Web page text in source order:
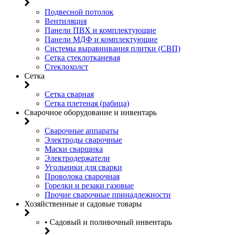
Подвесной потолок
Вентиляция
Панели ПВХ и комплектующие
Панели МДФ и комплектующие
Системы выравнивания плитки (СВП)
Сетка стеклотканевая
Стеклохолст
Сетка
Сетка сварная
Сетка плетеная (рабица)
Сварочное оборудование и инвентарь
Сварочные аппараты
Электроды сварочные
Маски сварщика
Электродержатели
Угольники для сварки
Проволока сварочная
Горелки и резаки газовые
Прочие сварочные принадлежности
Хозяйственные и садовые товары
• Садовый и поливочный инвентарь